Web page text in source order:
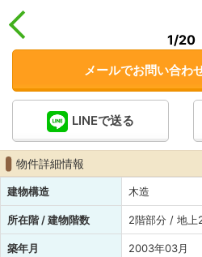
1/20
メールでお問い合わ
LINEで送る
物件詳細情報
建物構造 木造
所在階 / 建物階数 2階部分 / 地上
築年月 2003年03月